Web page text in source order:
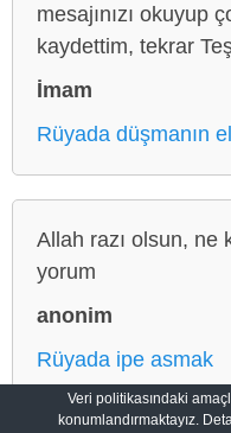
mesajınızı okuyup
kaydettim, tekrar
İmam
Rüyada düşmanın
Allah razı olsun, ne
yorum
anonim
Rüyada ipe asmak
Veri politikasındaki
konumlandırmaktayız.